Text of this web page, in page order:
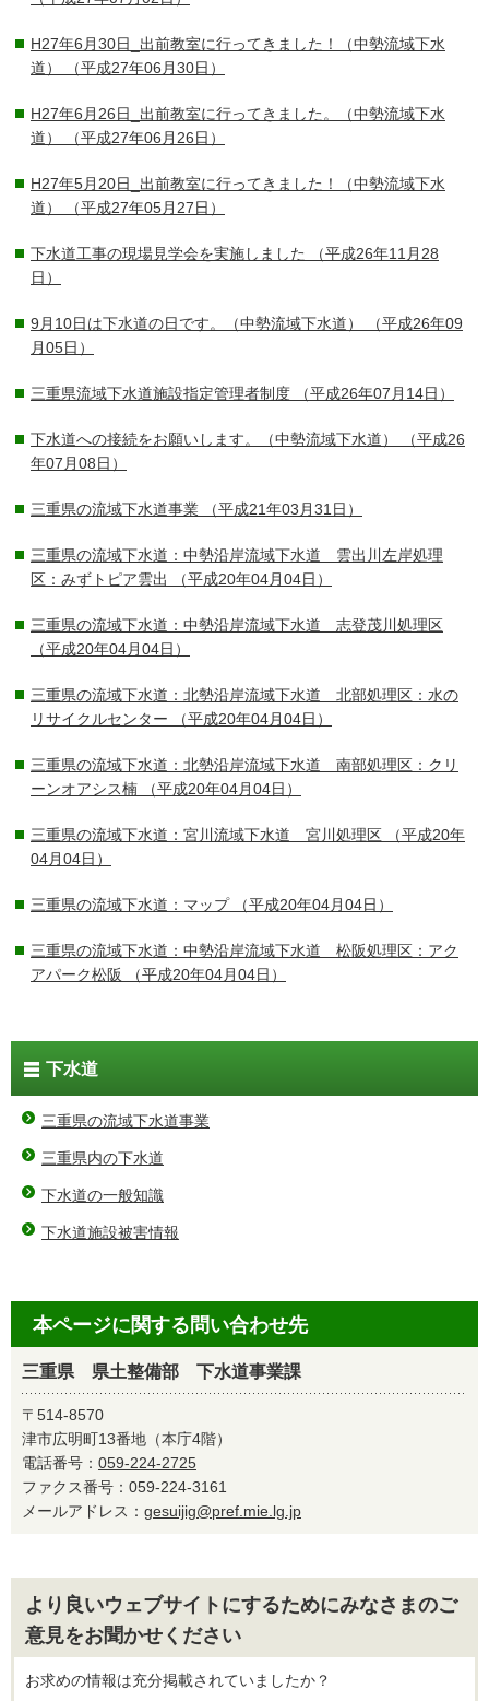
H27年6月30日_出前教室に行ってきました！（中勢流域下水
道）
（平成27年06月30日）
H27年6月26日_出前教室に行ってきました。（中勢流域下水
道）
（平成27年06月26日）
H27年5月20日_出前教室に行ってきました！（中勢流域下水
道）
（平成27年05月27日）
下水道工事の現場見学会を実施しました
（平成26年11月28
日）
9月10日は下水道の日です。（中勢流域下水道）
（平成26年09
月05日）
三重県流域下水道施設指定管理者制度 （平成26年07月14日）
下水道への接続をお願いします。（中勢流域下水道）
（平成26
年07月08日）
三重県の流域下水道事業 （平成21年03月31日）
三重県の流域下水道：中勢沿岸流域下水道 雲出川左岸処理
区：みずトピア雲出
（平成20年04月04日）
三重県の流域下水道：中勢沿岸流域下水道 志登茂川処理区
（平成20年04月04日）
三重県の流域下水道：北勢沿岸流域下水道 北部処理区：水の
リサイクルセンター （平成20年04月04日）
三重県の流域下水道：北勢沿岸流域下水道 南部処理区：クリ
ーンオアシス楠 （平成20年04月04日）
三重県の流域下水道：宮川流域下水道 宮川処理区 （平成20年
04月04日）
三重県の流域下水道：マップ（平成20年04月04日）
三重県の流域下水道：中勢沿岸流域下水道 松阪処理区：アク
アパーク松阪
（平成20年04月04日）
下水道
三重県の流域下水道事業
三重県内の下水道
下水道の一般知識
下水道施設被害情報
本ページに関する問い合わせ先
三重県 県土整備部 下水道事業課
〒514-8570
津市広明町13番地（本庁4階）
電話番号： 059-224-2725
ファクス番号：059-224-3161
メールアドレス： gesuijig@pref.mie.lg.jp
より良いウェブサイトにするためにみなさまのご
意見をお聞かせください
お求めの情報は充分掲載されていましたか？